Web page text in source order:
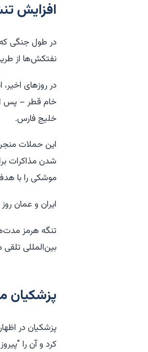
افزایش
نفتکش‌ها از
در روزهای
خام قطر – پس
خلیج فارس.
این حملات
شدن مذاکرات
موشکی را با
ایران و عمان
تنگه هرمز
بین‌المللی
پزشکیان می‌گوید ۶ میلیارد
پزشکیان در
کرد و آن را